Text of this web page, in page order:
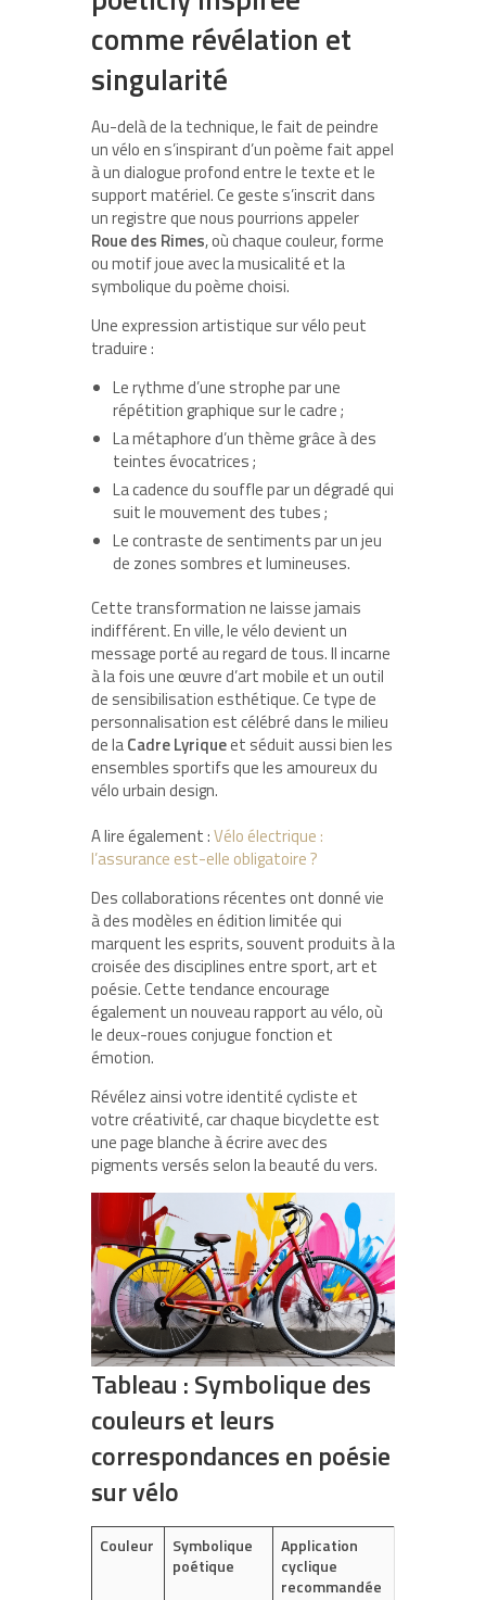
comme révélation et
singularité
Au-delà de la technique, le fait de peindre
un vélo en s’inspirant d’un poème fait appel
à un dialogue profond entre le texte et le
support matériel. Ce geste s’inscrit dans
un registre que nous pourrions appeler
Roue des Rimes, où chaque couleur, forme
ou motif joue avec la musicalité et la
symbolique du poème choisi.
Une expression artistique sur vélo peut
traduire :
Le rythme d’une strophe par une
répétition graphique sur le cadre ;
La métaphore d’un thème grâce à des
teintes évocatrices ;
La cadence du souffle par un dégradé qui
suit le mouvement des tubes ;
Le contraste de sentiments par un jeu
de zones sombres et lumineuses.
Cette transformation ne laisse jamais
indifférent. En ville, le vélo devient un
message porté au regard de tous. Il incarne
à la fois une œuvre d’art mobile et un outil
de sensibilisation esthétique. Ce type de
personnalisation est célébré dans le milieu
de laCadre Lyriqueet séduit aussi bien les
ensembles sportifs que les amoureux du
vélo urbain design.
A lire également :Vélo électrique :
l’assurance est-elle obligatoire ?
Des collaborations récentes ont donné vie
à des modèles en édition limitée qui
marquent les esprits, souvent produits à la
croisée des disciplines entre sport, art et
poésie. Cette tendance encourage
également un nouveau rapport au vélo, où
le deux-roues conjugue fonction et
émotion.
Révélez ainsi votre identité cycliste et
votre créativité, car chaque bicyclette est
une page blanche à écrire avec des
pigments versés selon la beauté du vers.
Tableau : Symbolique des
couleurs et leurs
correspondances en poésie
sur vélo
Couleur
Symbolique
poétique
Application
cyclique
recommandée